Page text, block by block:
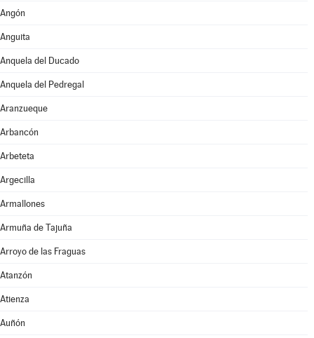
Angón
Anguita
Anquela del Ducado
Anquela del Pedregal
Aranzueque
Arbancón
Arbeteta
Argecilla
Armallones
Armuña de Tajuña
Arroyo de las Fraguas
Atanzón
Atienza
Auñón